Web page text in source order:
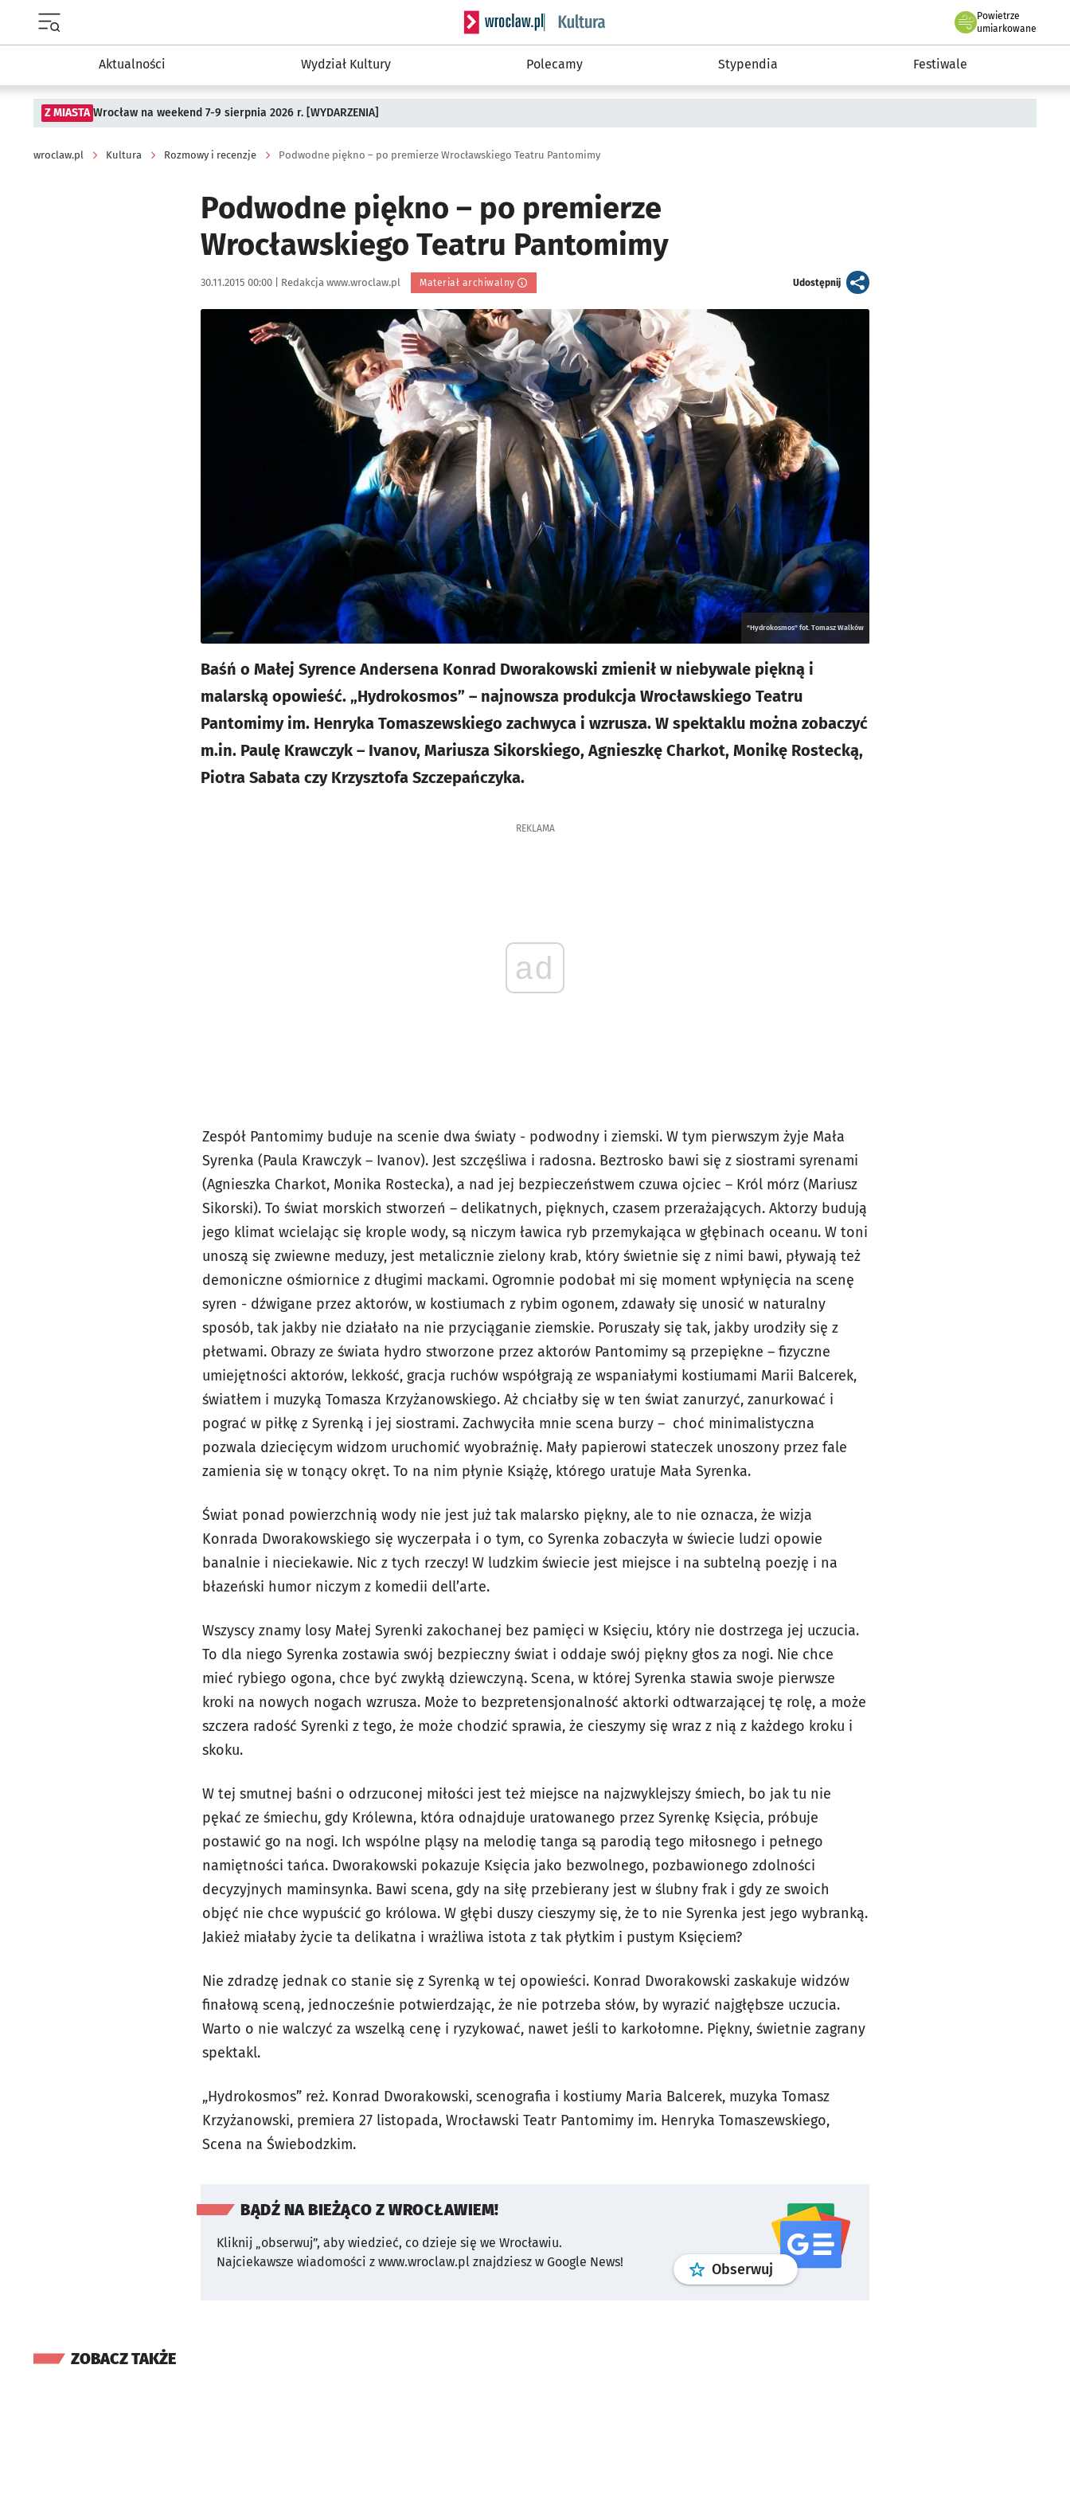
Serwis informacyjny wroclaw.pl podserwis: Kultura
Powietrze
we Wrocławiu
umiarkowane
Aktualności Wydział Kultury Polecamy Stypendia Festiwale
Z MIASTA Wrocław na weekend 7-9 sierpnia 2026 r. [WYDARZENIA]
wroclaw.pl Kultura Rozmowy i recenzje Podwodne piękno – po premierze Wrocławskiego Teatru Pantomimy
Podwodne piękno – po premierze
Wrocławskiego Teatru Pantomimy
Data publikacji:
30.11.2015 00:00 | Autor:
Redakcja www.wroclaw.pl Materiał archiwalny Udostępnijartykuł
Kliknij, aby powiększyć
"Hydrokosmos" fot. Tomasz Walków
Baśń o Małej Syrence Andersena Konrad Dworakowski zmienił w niebywale piękną i
malarską opowieść. „Hydrokosmos” – najnowsza produkcja Wrocławskiego Teatru
Pantomimy im. Henryka Tomaszewskiego zachwyca i wzrusza. W spektaklu można zobaczyć
m.in. Paulę Krawczyk – Ivanov, Mariusza Sikorskiego, Agnieszkę Charkot, Monikę Rostecką,
Piotra Sabata czy Krzysztofa Szczepańczyka.
REKLAMA
ad
Zespół Pantomimy buduje na scenie dwa światy - podwodny i ziemski. W tym pierwszym żyje Mała
Syrenka (Paula Krawczyk – Ivanov). Jest szczęśliwa i radosna. Beztrosko bawi się z siostrami syrenami
(Agnieszka Charkot, Monika Rostecka), a nad jej bezpieczeństwem czuwa ojciec – Król mórz (Mariusz
Sikorski). To świat morskich stworzeń – delikatnych, pięknych, czasem przerażających. Aktorzy budują
jego klimat wcielając się krople wody, są niczym ławica ryb przemykająca w głębinach oceanu. W toni
unoszą się zwiewne meduzy, jest metalicznie zielony krab, który świetnie się z nimi bawi, pływają też
demoniczne ośmiornice z długimi mackami. Ogromnie podobał mi się moment wpłynięcia na scenę
syren - dźwigane przez aktorów, w kostiumach z rybim ogonem, zdawały się unosić w naturalny
sposób, tak jakby nie działało na nie przyciąganie ziemskie. Poruszały się tak, jakby urodziły się z
płetwami. Obrazy ze świata hydro stworzone przez aktorów Pantomimy są przepiękne – fizyczne
umiejętności aktorów, lekkość, gracja ruchów współgrają ze wspaniałymi kostiumami Marii Balcerek,
światłem i muzyką Tomasza Krzyżanowskiego. Aż chciałby się w ten świat zanurzyć, zanurkować i
pograć w piłkę z Syrenką i jej siostrami. Zachwyciła mnie scena burzy – choć minimalistyczna
pozwala dziecięcym widzom uruchomić wyobraźnię. Mały papierowi stateczek unoszony przez fale
zamienia się w tonący okręt. To na nim płynie Książę, którego uratuje Mała Syrenka.
Świat ponad powierzchnią wody nie jest już tak malarsko piękny, ale to nie oznacza, że wizja
Konrada Dworakowskiego się wyczerpała i o tym, co Syrenka zobaczyła w świecie ludzi opowie
banalnie i nieciekawie. Nic z tych rzeczy! W ludzkim świecie jest miejsce i na subtelną poezję i na
błazeński humor niczym z komedii dell’arte.
Wszyscy znamy losy Małej Syrenki zakochanej bez pamięci w Księciu, który nie dostrzega jej uczucia.
To dla niego Syrenka zostawia swój bezpieczny świat i oddaje swój piękny głos za nogi. Nie chce
mieć rybiego ogona, chce być zwykłą dziewczyną. Scena, w której Syrenka stawia swoje pierwsze
kroki na nowych nogach wzrusza. Może to bezpretensjonalność aktorki odtwarzającej tę rolę, a może
szczera radość Syrenki z tego, że może chodzić sprawia, że cieszymy się wraz z nią z każdego kroku i
skoku.
W tej smutnej baśni o odrzuconej miłości jest też miejsce na najzwyklejszy śmiech, bo jak tu nie
pękać ze śmiechu, gdy Królewna, która odnajduje uratowanego przez Syrenkę Księcia, próbuje
postawić go na nogi. Ich wspólne pląsy na melodię tanga są parodią tego miłosnego i pełnego
namiętności tańca. Dworakowski pokazuje Księcia jako bezwolnego, pozbawionego zdolności
decyzyjnych maminsynka. Bawi scena, gdy na siłę przebierany jest w ślubny frak i gdy ze swoich
objęć nie chce wypuścić go królowa. W głębi duszy cieszymy się, że to nie Syrenka jest jego wybranką.
Jakież miałaby życie ta delikatna i wrażliwa istota z tak płytkim i pustym Księciem?
Nie zdradzę jednak co stanie się z Syrenką w tej opowieści. Konrad Dworakowski zaskakuje widzów
finałową sceną, jednocześnie potwierdzając, że nie potrzeba słów, by wyrazić najgłębsze uczucia.
Warto o nie walczyć za wszelką cenę i ryzykować, nawet jeśli to karkołomne. Piękny, świetnie zagrany
spektakl.
„Hydrokosmos” reż. Konrad Dworakowski, scenografia i kostiumy Maria Balcerek, muzyka Tomasz
Krzyżanowski, premiera 27 listopada, Wrocławski Teatr Pantomimy im. Henryka Tomaszewskiego,
Scena na Świebodzkim.
BĄDŹ NA BIEŻĄCO Z WROCŁAWIEM!
Kliknij „obserwuj”, aby wiedzieć, co dzieje się we Wrocławiu.
Najciekawsze wiadomości z www.wroclaw.pl znajdziesz w Google News!
Obserwuj profilgoogle news
ZOBACZ TAKŻE